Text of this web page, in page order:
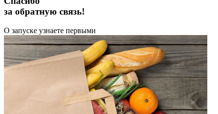
за обратную связь!
О запуске узнаете первыми